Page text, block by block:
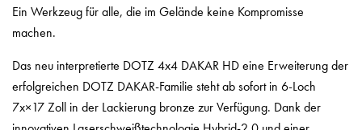
Ein Werkzeug für alle, die im Gelände keine Kompromisse
machen.
Das neu interpretierte DOTZ 4x4 DAKAR HD eine Erweiterung der
erfolgreichen DOTZ DAKAR-Familie steht ab sofort in 6-Loch
7x×17 Zoll in der Lackierung bronze zur Verfügung. Dank der